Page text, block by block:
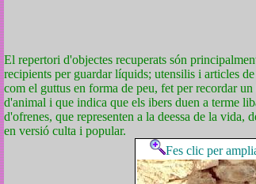
El repertori d'objectes recuperats són
recipients per guardar líquids; utensilis i articles
com el guttus en forma de peu, fet per recordar
d'animal i que indica que els ibers duen a terme
d'ofrenes, que representen a la deessa de la
en versió culta i popular.
Fes clic per